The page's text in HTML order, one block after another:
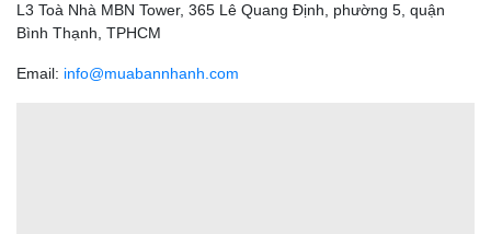
L3 Toà Nhà MBN Tower, 365 Lê Quang Định, phường 5, quận
Bình Thạnh, TPHCM
Email: info@muabannhanh.com